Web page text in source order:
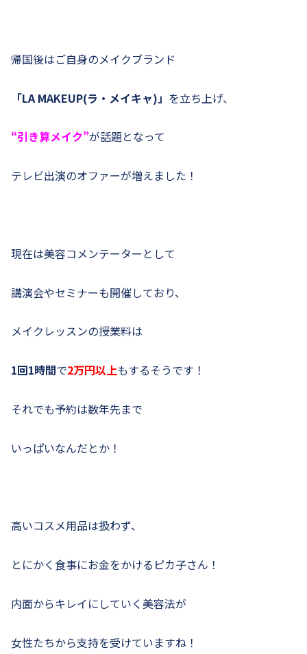
帰国後はご自身のメイクブランド
「LA MAKEUP(ラ・メイキャ)」 を立ち上げ、
“引き算メイク”が話題となって
テレビ出演のオファーが増えました！
現在は美容コメンテーターとして
講演会やセミナーも開催しており、
メイクレッスンの授業料は
1回1時間で2万円以上もするそうです！
それでも予約は数年先まで
いっぱいなんだとか！
高いコスメ用品は扱わず、
とにかく食事にお金をかけるピカ子さん！
内面からキレイにしていく美容法が
女性たちから支持を受けていますね！